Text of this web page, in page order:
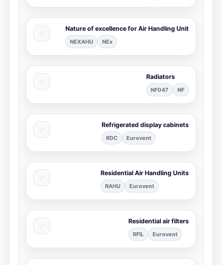
Nature of excellence for Air Handling Unit
NEXAHU
Radiators
NF047
Refrigerated display cabinets
Eurovent
RDC
Residential Air Handling Units
Eurovent
RAHU
Residential air filters
Eurovent
RFIL